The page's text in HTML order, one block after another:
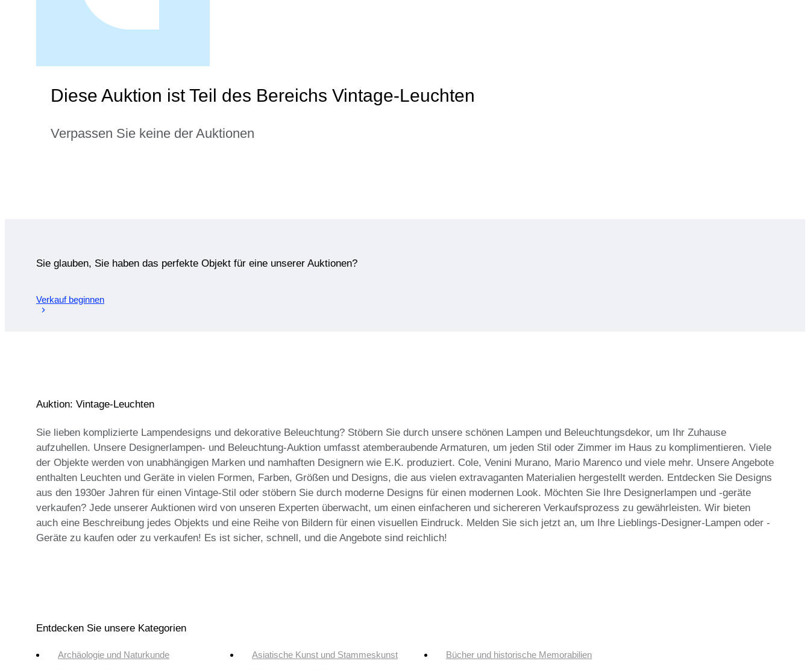
Diese Auktion ist Teil des Bereichs Vintage-Leuchten
Verpassen Sie keine der Auktionen
Sie glauben, Sie haben das perfekte Objekt für eine unserer Auktionen?
Verkauf beginnen
Auktion: Vintage-Leuchten
Sie lieben komplizierte Lampendesigns und dekorative Beleuchtung? Stöbern Sie durch unsere schönen Lampen und Beleuchtungsdekor, um Ihr Zuhause
aufzuhellen. Unsere Designerlampen- und Beleuchtung-Auktion umfasst atemberaubende Armaturen, um jeden Stil oder Zimmer im Haus zu komplimentieren. Viele
der Objekte werden von unabhängigen Marken und namhaften Designern wie E.K. produziert. Cole, Venini Murano, Mario Marenco und viele mehr. Unsere Angebote
enthalten Leuchten und Geräte in vielen Formen, Farben, Größen und Designs, die aus vielen extravaganten Materialien hergestellt werden. Entdecken Sie Designs
aus den 1930er Jahren für einen Vintage-Stil oder stöbern Sie durch moderne Designs für einen modernen Look. Möchten Sie Ihre Designerlampen und -geräte
verkaufen? Jede unserer Auktionen wird von unseren Experten überwacht, um einen einfacheren und sichereren Verkaufsprozess zu gewährleisten. Wir bieten
auch eine Beschreibung jedes Objekts und eine Reihe von Bildern für einen visuellen Eindruck. Melden Sie sich jetzt an, um Ihre Lieblings-Designer-Lampen oder -
Geräte zu kaufen oder zu verkaufen! Es ist sicher, schnell, und die Angebote sind reichlich!
Entdecken Sie unsere Kategorien
Archäologie und Naturkunde Asiatische Kunst und Stammeskunst Bücher und historische Memorabilien